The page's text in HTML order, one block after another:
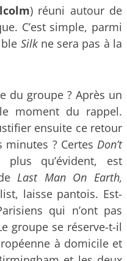
) réuni autour de
C’est simple, parmi
Silkne sera pas à la
du groupe ? Après un
moment du rappel.
ensuite ce retour
? Certes Don’t
qu’évident, est
deLast Man On Earth,
laisse pantois. Est-
qui n’ont pas
groupe se réserve-t-il
à domicile et